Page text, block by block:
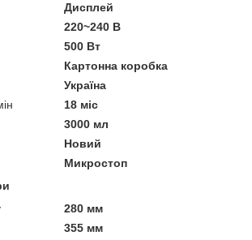
Дисплей
220~240 В
500 Вт
Картонна коробка
Україна
18 міс
3000 мл
Новий
Микростоп
280 мм
355 мм